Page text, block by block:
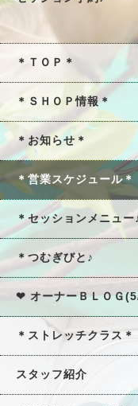
＊ＴＯＰ＊
＊ＳＨＯＰ情報＊
＊お知らせ＊
＊営業スケジュール＊
＊セッションメニュー
＊つむぎびと♪
❤ オーナーＢＬＯＧ
＊ストレッチクラス
スタッフ紹介